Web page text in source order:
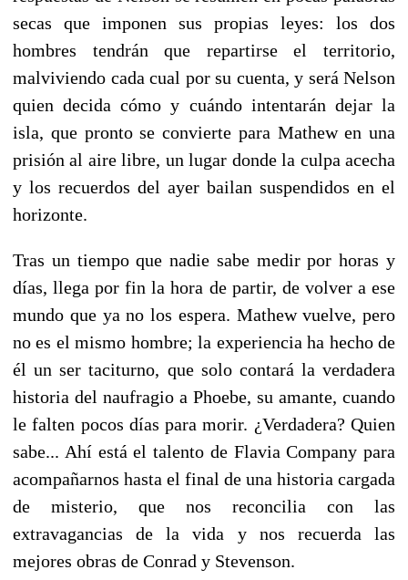
secas que imponen sus propias leyes: los dos
hombres tendrán que repartirse el territorio,
malviviendo cada cual por su cuenta, y será Nelson
quien decida cómo y cuándo intentarán dejar la
isla, que pronto se convierte para Mathew en una
prisión al aire libre, un lugar donde la culpa acecha
y los recuerdos del ayer bailan suspendidos en el
horizonte.
Tras un tiempo que nadie sabe medir por horas y
días, llega por fin la hora de partir, de volver a ese
mundo que ya no los espera. Mathew vuelve, pero
no es el mismo hombre; la experiencia ha hecho de
él un ser taciturno, que solo contará la verdadera
historia del naufragio a Phoebe, su amante, cuando
le falten pocos días para morir. ¿Verdadera? Quien
sabe... Ahí está el talento de Flavia Company para
acompañarnos hasta el final de una historia cargada
de misterio, que nos reconcilia con las
extravagancias de la vida y nos recuerda las
mejores obras de Conrad y Stevenson.